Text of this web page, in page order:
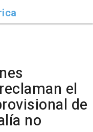
el
de
no